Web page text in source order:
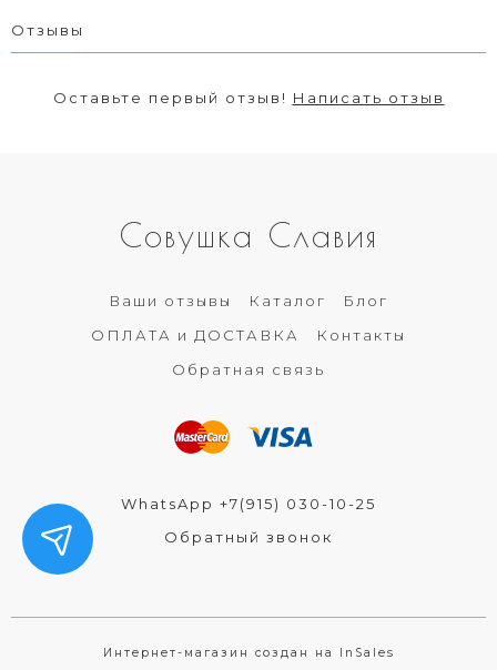
Отзывы
Оставьте первый отзыв! Написать отзыв
Совушка Славия
Ваши отзывы Каталог
Блог
ОПЛАТА и ДОСТАВКА
Контакты
Обратная связь
WhatsApp +7(915) 030-10-25
Обратный звонок
Интернет-магазин создан на InSales